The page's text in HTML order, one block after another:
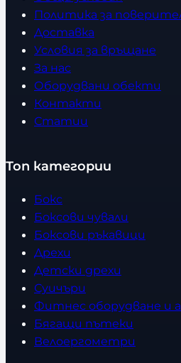
Политика за
Доставка
Условия за връщане
За нас
Оборудвани обекти
Контакти
Статии
Топ категории
Бокс
Боксови чували
Боксови ръкавици
Дрехи
Детски дрехи
Суичъри
Фитнес оборудване и
Бягащи пътеки
Велоергометри